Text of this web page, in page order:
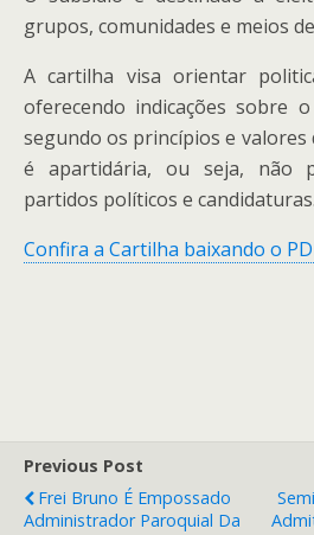
grupos, comunidades e meios
A cartilha visa orientar
oferecendo indicações sobre
segundo os princípios e valores
é apartidária, ou seja, não
partidos políticos e candidaturas.
Confira a Cartilha baixando o
Previous Post
Frei Bruno É Empossado
Administrador Paroquial Da